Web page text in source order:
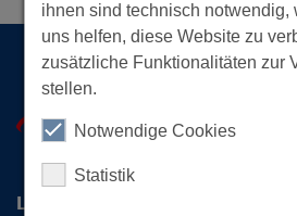
ihnen sind technisch notwendig,
uns helfen, diese Website zu
zusätzliche Funktionalitäten zur
stellen.
Notwendige Cookies
Statistik
Logistik-Initiative Hamburg